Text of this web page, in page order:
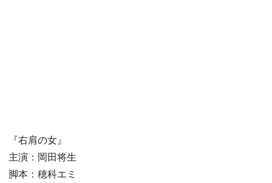
『右肩の女』
主演：岡田将生
脚本：穂科エミ